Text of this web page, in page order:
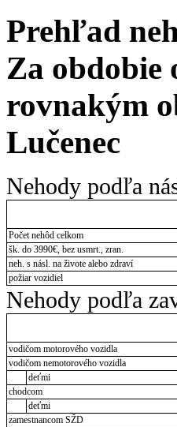
Prehľad
Za obdobie
rovnakým
Lučenec
Nehody podľa
Počet nehôd celkom
šk. do 3990€, bez usmrt., zran.
neh. s násl. na živote alebo zdraví
požiar vozidiel
Nehody podľa
vodičom motorového vozidla
vodičom nemotorového vozidla
deťmi
chodcom
deťmi
zamestnancom SŽD